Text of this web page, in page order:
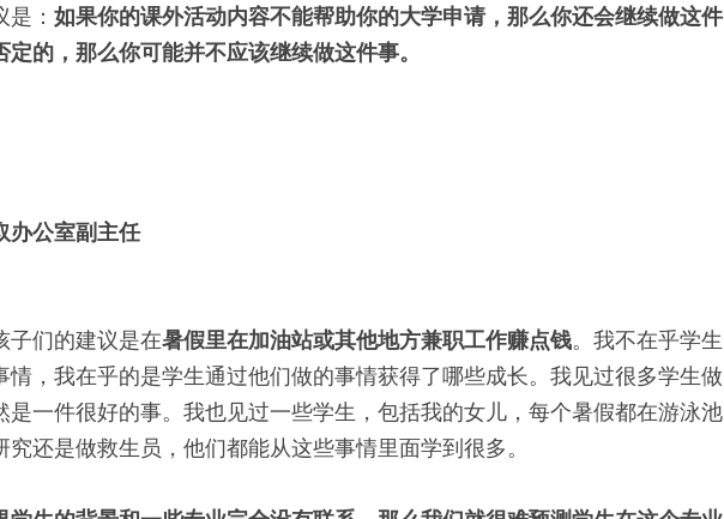
： 如果你的课外活动内容不能帮助你的大学申请，那么你还会继续做这件
的，那么你可能并不应该继续做这件事。
办公室副主任
子们的建议是在暑假里在加油站或其他地方兼职工作赚点钱。我不在乎学生
情，我在乎的是学生通过他们做的事情获得了哪些成长。我见过很多学生做
是一件很好的事。我也见过一些学生，包括我的女儿，每个暑假都在游泳池
还是做救生员，他们都能从这些事情里面学到很多。